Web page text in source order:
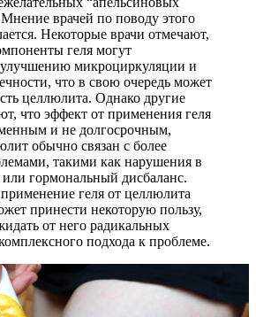
врачей по поводу этого
Некоторые врачи отмечают,
геля могут
улучшению микроциркуляции и
что в свою очередь может
целлюлита. Однако другие
что эффект от применения геля
и не долгосрочным,
обычно связан с более
такими как нарушения в
гормональный дисбаланс.
геля от целлюлита
принести некоторую пользу,
от него радикальных
комплексного подхода к проблеме.